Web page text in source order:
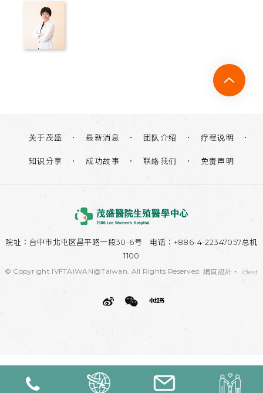
关于茂盛 最新消息 团队介绍 疗程说明
知识分享 成功故事 联络我们 免责声明
院址： 台中市北屯区昌平路一段30-6号 电话：+886-4-22347057总机
1100
© Copyright IVFTAIWAN@Taiwan. All Rights Reserved. 網頁設計 ‧ iBest